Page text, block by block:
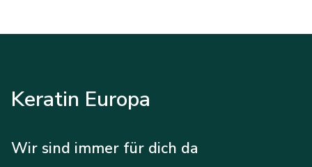
Keratin Europa
Wir sind immer für dich da